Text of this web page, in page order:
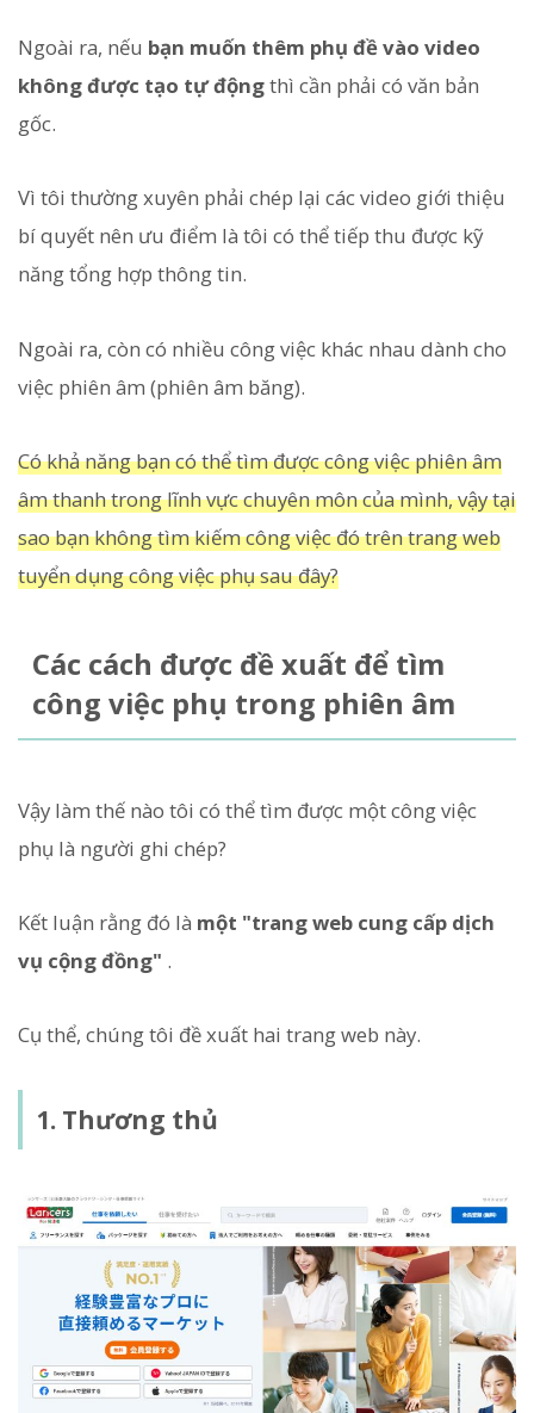
Ngoài ra, nếu bạn muốn thêm phụ đề vào video
không được tạo tự độngthì cần phải có văn bản
gốc.
Vì tôi thường xuyên phải chép lại các video giới thiệu
bí quyết nên ưu điểm là tôi có thể tiếp thu được kỹ
năng tổng hợp thông tin.
Ngoài ra, còn có nhiều công việc khác nhau dành cho
việc phiên âm (phiên âm băng).
Có khả năng bạn có thể tìm được công việc phiên âm
âm thanh trong lĩnh vực chuyên môn của mình, vậy tại
sao bạn không tìm kiếm công việc đó trên trang web
tuyển dụng công việc phụ sau đây?
Các cách được đề xuất để tìm
công việc phụ trong phiên âm
Vậy làm thế nào tôi có thể tìm được một công việc
phụ là người ghi chép?
Kết luận rằng đó là một "trang web cung cấp dịch
vụ cộng đồng" .
Cụ thể, chúng tôi đề xuất hai trang web này.
1. Thương thủ